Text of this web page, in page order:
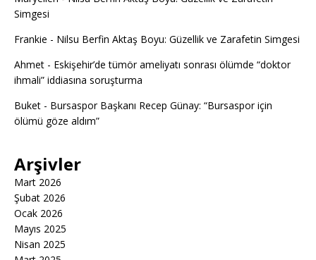
Simgesi
Frankie - Nilsu Berfin Aktaş Boyu: Güzellik ve Zarafetin Simgesi
Ahmet - Eskişehir’de tümör ameliyatı sonrası ölümde “doktor
ihmali” iddiasına soruşturma
Buket - Bursaspor Başkanı Recep Günay: “Bursaspor için
ölümü göze aldım”
Arşivler
Mart 2026
Şubat 2026
Ocak 2026
Mayıs 2025
Nisan 2025